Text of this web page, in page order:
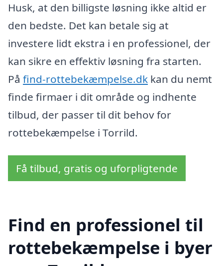
Husk, at den billigste løsning ikke altid er
den bedste. Det kan betale sig at
investere lidt ekstra i en professionel, der
kan sikre en effektiv løsning fra starten.
På find-rottebekæmpelse.dk kan du nemt
finde firmaer i dit område og indhente
tilbud, der passer til dit behov for
rottebekæmpelse i Torrild.
Få tilbud, gratis og uforpligtende
Find en professionel til
rottebekæmpelse i byer